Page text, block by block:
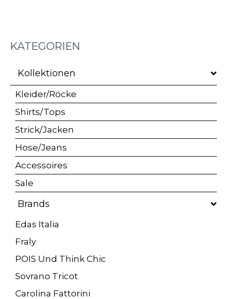
KATEGORIEN
Kollektionen
Kleider/Röcke
Shirts/Tops
Strick/Jacken
Hose/Jeans
Accessoires
Sale
Brands
Edas Italia
Fraly
POIS Und Think Chic
Sovrano Tricot
Carolina Fattorini